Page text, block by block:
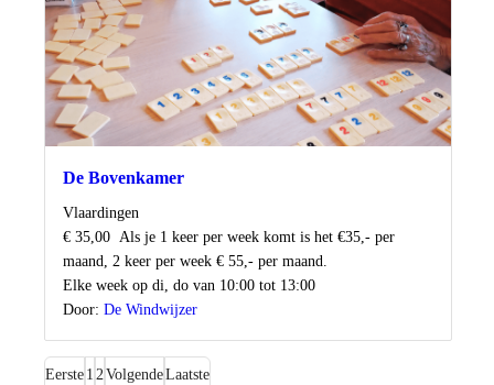
De Bovenkamer
Locatie
Vlaardingen
Kosten
€ 35,00 Als je 1 keer per week komt is het €35,- per
maand, 2 keer per week € 55,- per maand.
Wanneer
Elke week op di, do van 10:00 tot 13:00
Door: De Windwijzer
Eerste 1 2VolgendeLaatste